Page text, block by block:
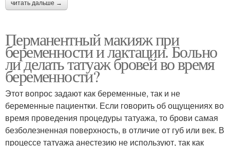
читать дальше →
Перманентный макияж при
беременности и лактации. Больно
ли делать татуаж бровей во время
беременности?
Этот вопрос задают как беременные, так и не
беременные пациентки. Если говорить об ощущениях во
время проведения процедуры татуажа, то брови самая
безболезненная поверхность, в отличие от губ или век. В
процессе татуажа анестезию не используют, так как